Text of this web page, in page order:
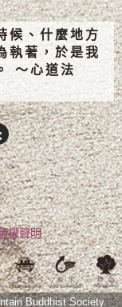
候、什麼地方
執著，於是我
～心道法
權聲明
Buddhist Society.